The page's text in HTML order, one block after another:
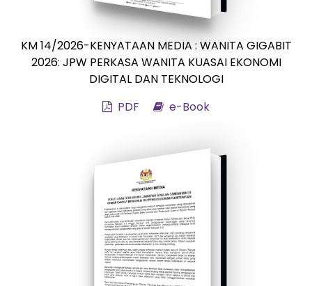
KM 14/2026-KENYATAAN MEDIA : WANITA GIGABIT
2026: JPW PERKASA WANITA KUASAI EKONOMI
DIGITAL DAN TEKNOLOGI
PDF
e-Book